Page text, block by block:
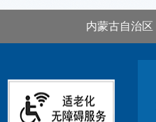
内蒙古自治区